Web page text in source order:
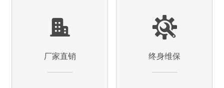
厂家直销 终身维保